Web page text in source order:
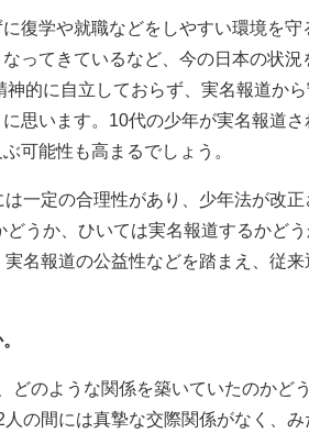
復学や就職などをしやすい環境を守
ってきているなど、今の日本の状況
的に自立しておらず、実名報道から
思います。10代の少年が実名報道さ
可能性も高まるでしょう。
一定の合理性があり、少年法が改正
うか、ひいては実名報道するかど
名報道の公益性などを踏まえ、従来
どのような関係を築いていたのかど
の間には真摯な交際関係がなく、み